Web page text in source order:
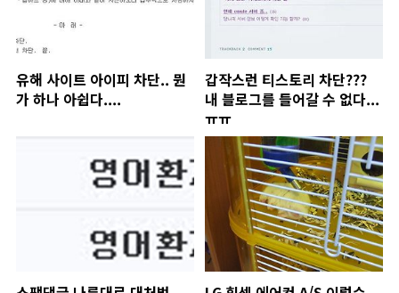
유해 사이트 아이피 차단.. 뭔
가 하나 아쉽다....
갑작스런 티스토리 차단???
내 블로그를 들어갈 수 없다...
ㅠㅠ